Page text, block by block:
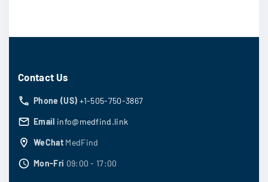
Contact Us
Phone (US) +1-505-750-3867
Email info@medfind.link
WeChat MedFind
Mon-Fri 09:00 - 17:00